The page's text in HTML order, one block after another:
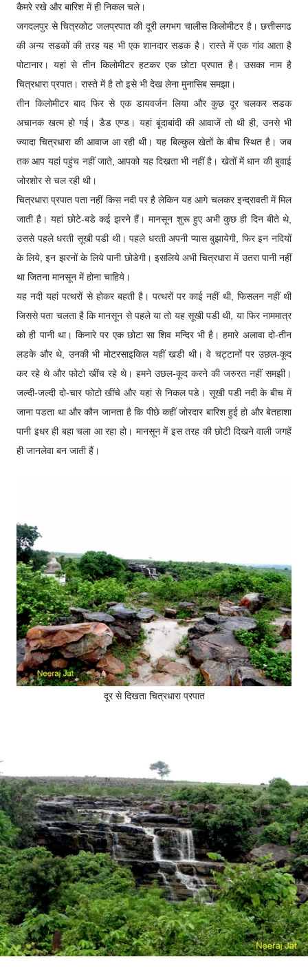
कैमरे रखे और बारिश में ही निकल चले।
जगदलपुर से चित्रकोट जलप्रपात की दूरी लगभग चालीस किलोमीटर है। छत्तीसगढ
की अन्य सडकों की तरह यह भी एक शानदार सडक है। रास्ते में एक गांव आता है
पोटानार। यहां से तीन किलोमीटर हटकर एक छोटा प्रपात है। उसका नाम है
चित्रधारा प्रपात। रास्ते में है तो इसे भी देख लेना मुनासिब समझा।
तीन किलोमीटर बाद फिर से एक डायवर्जन लिया और कुछ दूर चलकर सडक
अचानक खत्म हो गई। डैड एण्ड। यहां बूंदाबांदी की आवाजें तो थी ही, उनसे भी
ज्यादा चित्रधारा की आवाज आ रही थी। यह बिल्कुल खेतों के बीच स्थित है। जब
तक आप यहां पहुंच नहीं जाते, आपको यह दिखता भी नहीं है। खेतों में धान की बुवाई
जोरशोर से चल रही थी।
चित्रधारा प्रपात पता नहीं किस नदी पर है लेकिन यह आगे चलकर इन्द्रावती में मिल
जाती है। यहां छोटे-बडे कई झरने हैं। मानसून शुरू हुए अभी कुछ ही दिन बीते थे,
उससे पहले धरती सूखी पडी थी। पहले धरती अपनी प्यास बुझायेगी, फिर इन नदियों
के लिये, इन झरनों के लिये पानी छोडेगी। इसलिये अभी चित्रधारा में उतरा पानी नहीं
था जितना मानसून में होना चाहिये।
यह नदी यहां पत्थरों से होकर बहती है। पत्थरों पर काई नहीं थी, फिसलन नहीं थी
जिससे पता चलता है कि मानसून से पहले या तो यह सूखी पडी थी, या फिर नाममात्र
को ही पानी था। किनारे पर एक छोटा सा शिव मन्दिर भी है। हमारे अलावा दो-तीन
लडके और थे, उनकी भी मोटरसाइकिल यहीं खडी थी। वे चट्टानों पर उछल-कूद
कर रहे थे और फोटो खींच रहे थे। हमने उछल-कूद करने की जरुरत नहीं समझी।
जल्दी-जल्दी दो-चार फोटो खींचे और यहां से निकल पडे। सूखी पडी नदी के बीच में
जाना पडता था और कौन जानता है कि पीछे कहीं जोरदार बारिश हुई हो और बेतहाशा
पानी इधर ही बहा चला आ रहा हो। मानसून में इस तरह की छोटी दिखने वाली जगहें
ही जानलेवा बन जाती हैं।
दूर से दिखता चित्रधारा प्रपात